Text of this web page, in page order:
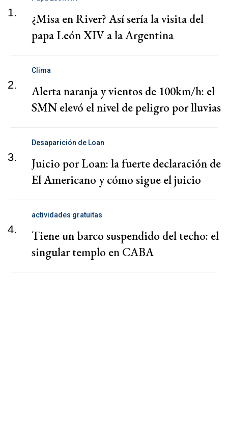
1.
¿Misa en River? Así sería la visita del
papa León XIV a la Argentina
2.
Clima
Alerta naranja y vientos de 100km/h: el
SMN elevó el nivel de peligro por lluvias
3.
Desaparición de Loan
Juicio por Loan: la fuerte declaración de
El Americano y cómo sigue el juicio
4.
actividades gratuitas
Tiene un barco suspendido del techo: el
singular templo en CABA